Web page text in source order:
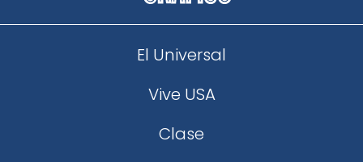
El Universal
Vive USA
Clase